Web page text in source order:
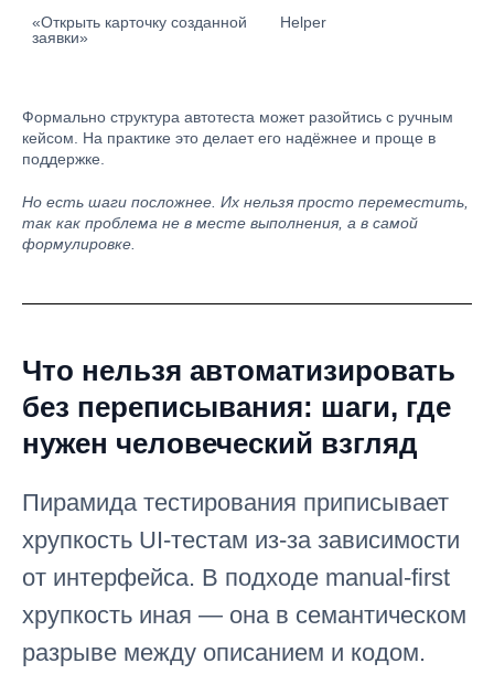
«Открыть карточку созданной
заявки»
Helper
Формально структура автотеста может разойтись с ручным
кейсом. На практике это делает его надёжнее и проще в
поддержке.
Но есть шаги посложнее. Их нельзя просто переместить,
так как проблема не в месте выполнения, а в самой
формулировке.
Что нельзя автоматизировать
без переписывания: шаги, где
нужен человеческий взгляд
Пирамида тестирования приписывает
хрупкость UI-тестам из-за зависимости
от интерфейса. В подходе manual-first
хрупкость иная — она в семантическом
разрыве между описанием и кодом.